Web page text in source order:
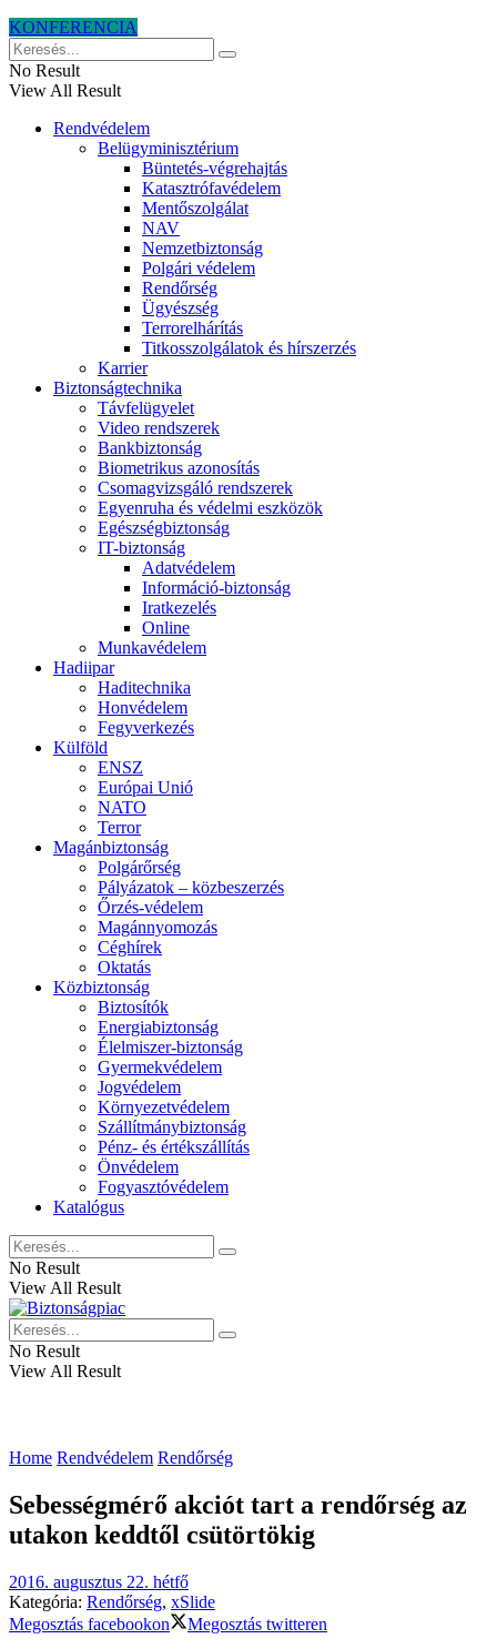
KONFERENCIA
No Result
View All Result
Rendvédelem
Belügyminisztérium
Büntetés-végrehajtás
Katasztrófavédelem
Mentőszolgálat
NAV
Nemzetbiztonság
Polgári védelem
Rendőrség
Ügyészség
Terrorelhárítás
Titkosszolgálatok és hírszerzés
Karrier
Biztonságtechnika
Távfelügyelet
Video rendszerek
Bankbiztonság
Biometrikus azonosítás
Csomagvizsgáló rendszerek
Egyenruha és védelmi eszközök
Egészségbiztonság
IT-biztonság
Adatvédelem
Információ-biztonság
Iratkezelés
Online
Munkavédelem
Hadiipar
Haditechnika
Honvédelem
Fegyverkezés
Külföld
ENSZ
Európai Unió
NATO
Terror
Magánbiztonság
Polgárőrség
Pályázatok – közbeszerzés
Őrzés-védelem
Magánnyomozás
Céghírek
Oktatás
Közbiztonság
Biztosítók
Energiabiztonság
Élelmiszer-biztonság
Gyermekvédelem
Jogvédelem
Környezetvédelem
Szállítmánybiztonság
Pénz- és értékszállítás
Önvédelem
Fogyasztóvédelem
Katalógus
No Result
View All Result
No Result
View All Result
Home Rendvédelem Rendőrség
Sebességmérő akciót tart a rendőrség az
utakon keddtől csütörtökig
2016. augusztus 22. hétfő
Kategória: Rendőrség, xSlide
Megosztás facebookon
Megosztás twitteren